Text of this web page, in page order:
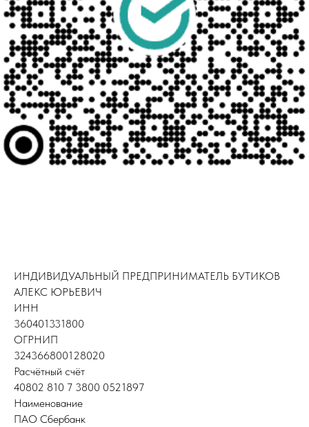
ИНДИВИДУАЛЬНЫЙ ПРЕДПРИНИМАТЕЛЬ БУТИКОВ
АЛЕКС ЮРЬЕВИЧ
ИНН
360401331800
ОГРНИП
324366800128020
Расчётный счёт
40802 810 7 3800 0521897
Наименование
ПАО Сбербанк